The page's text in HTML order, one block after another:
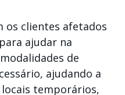
os clientes afetados
ajudar na
de
ajudando a
temporários,